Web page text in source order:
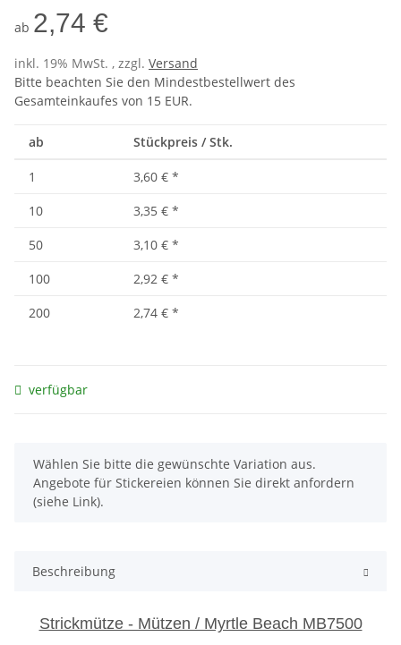
ab 2,74 €
inkl. 19% MwSt. , zzgl. Versand
Bitte beachten Sie den Mindestbestellwert des
Gesamteinkaufes von 15 EUR.
ab Stückpreis / Stk.
1 3,60 € *
10
3,35 € *
50
3,10 € *
100
2,92 € *
200
2,74 € *
verfügbar
x
Wählen Sie bitte die gewünschte Variation aus.
Angebote für Stickereien können Sie direkt anfordern
(siehe Link).
Beschreibung
Strickmütze - Mützen / Myrtle Beach MB7500